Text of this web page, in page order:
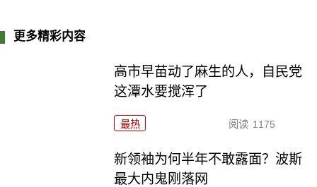
更多精彩内容
高市早苗动了麻生的人，自民党
这潭水要搅浑了
最热 阅读 1175
新领袖为何半年不敢露面？波斯
最大内鬼刚落网